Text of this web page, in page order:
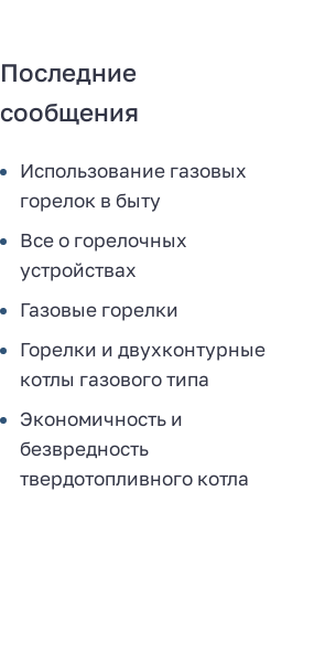
Последние
сообщения
Использование газовых
горелок в быту
Все о горелочных
устройствах
Газовые горелки
Горелки и двухконтурные
котлы газового типа
Экономичность и
безвредность
твердотопливного котла